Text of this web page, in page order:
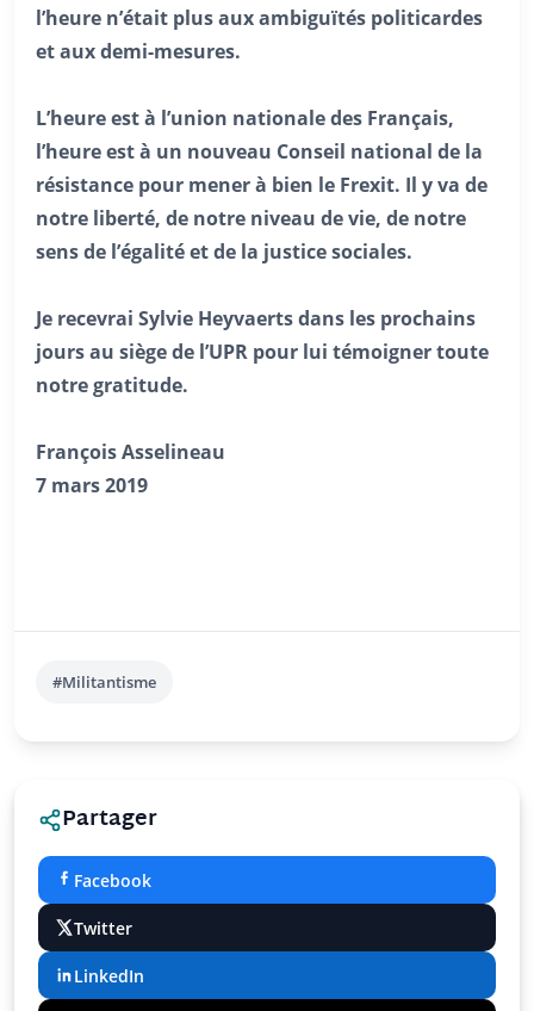
l’heure n’était plus aux ambiguïtés politicardes
et aux demi-mesures.
L’heure est à l’union nationale des Français,
l’heure est à un nouveau Conseil national de la
résistance pour mener à bien le Frexit. Il y va de
notre liberté, de notre niveau de vie, de notre
sens de l’égalité et de la justice sociales.
Je recevrai Sylvie Heyvaerts dans les prochains
jours au siège de l’UPR pour lui témoigner toute
notre gratitude.
François Asselineau
7 mars 2019
#Militantisme
Partager
Facebook
Twitter
LinkedIn